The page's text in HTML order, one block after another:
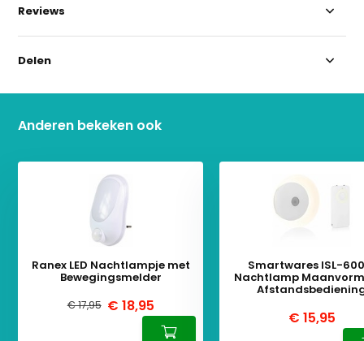
Reviews
Delen
Anderen bekeken ook
Ranex LED Nachtlampje met
Bewegingsmelder
€ 17,95 € 18,95
Smartwares ISL-
Nachtlamp
€ 15,95